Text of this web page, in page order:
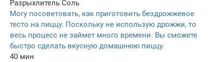
Разрыхлитель Соль
Могу посоветовать, как приготовить бездрожжевое
тесто на пиццу. Поскольку не использую дрожжи, то
весь процесс не займет много времени. Вы сможете
быстро сделать вкусную домашнюю пиццу.
40 мин